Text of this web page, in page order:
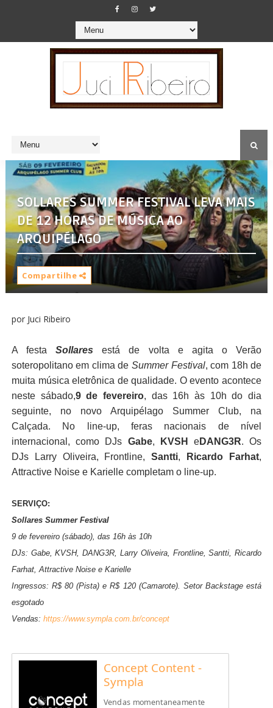
SOLLARES SUMMER FESTIVAL LEVA MAIS
DE 12 HORAS DE MÚSICA AO
ARQUIPÉLAGO
Compartilhe
por Juci Ribeiro
A festaSollares está de volta e agita o Verão
soteropolitano em clima de Summer Festival, com 18h de
muita música eletrônica de qualidade. O evento acontece
neste sábado,9 de fevereiro, das 16h às 10h do dia
seguinte, no novo Arquipélago Summer Club, na
Calçada. No line-up, feras nacionais de nível
internacional, como DJs Gabe, KVSH eDANG3R. Os
DJs Larry Oliveira, Frontline,Santti, Ricardo Farhat,
Attractive Noise e Karielle completam o line-up.
SERVIÇO:
Sollares Summer Festival
9 de fevereiro (sábado), das 16h às 10h
DJs: Gabe, KVSH, DANG3R, Larry Oliveira, Frontline, Santti, Ricardo
Farhat, Attractive Noise e Karielle
Ingressos: R$ 80 (Pista) e R$ 120 (Camarote). Setor Backstage está
esgotado
Vendas: https://www.sympla.com.br/concept
Concept Content -
Sympla
Vendas momentaneamente